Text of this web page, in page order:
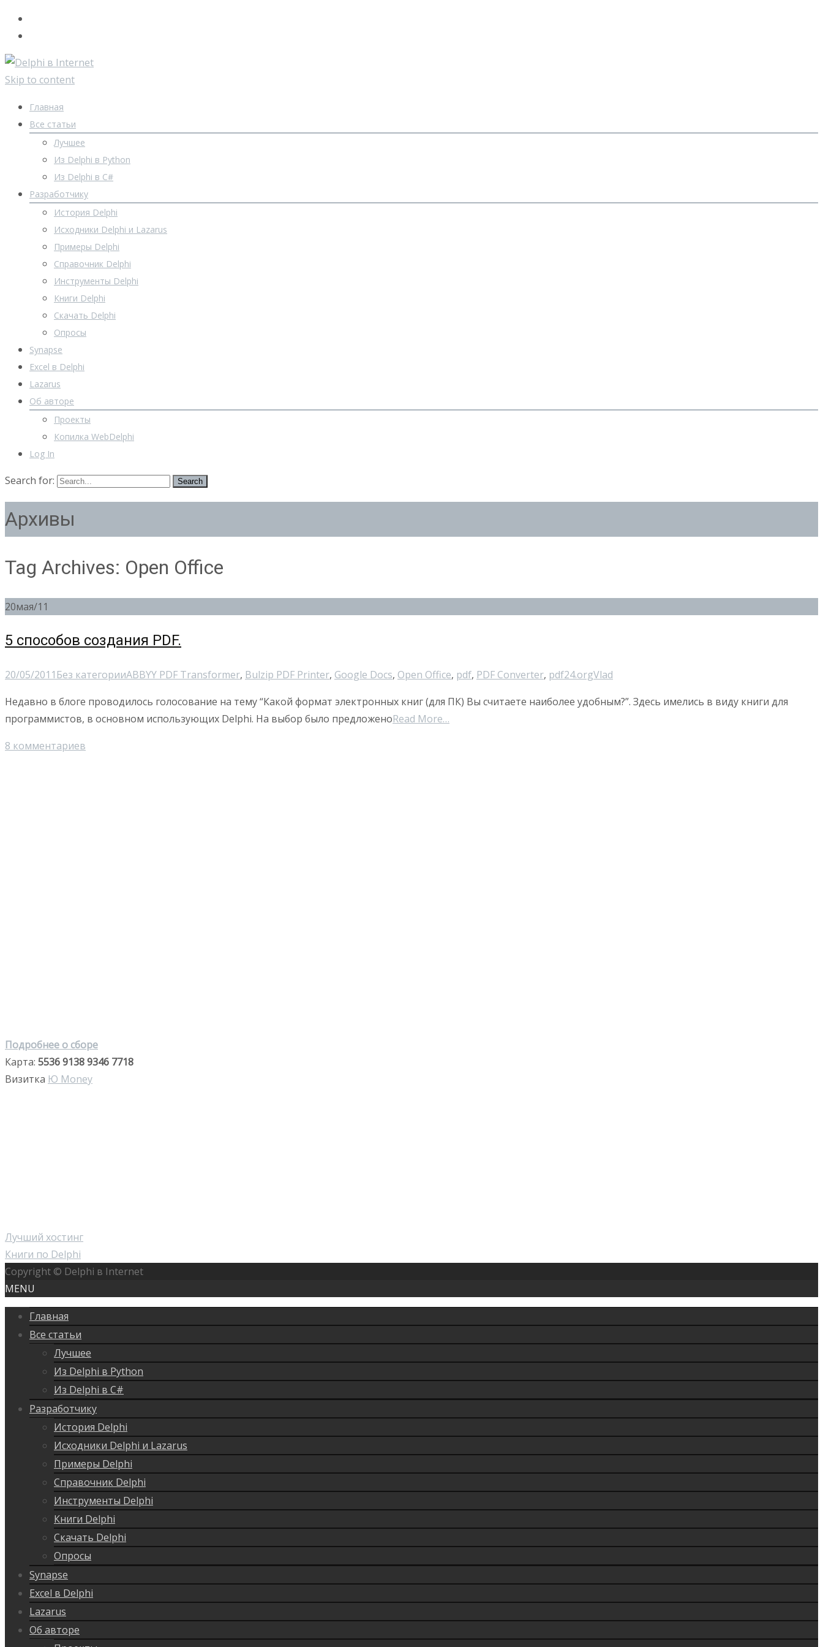
Skip to content
Главная
Все статьи
Лучшее
Из Delphi в Python
Из Delphi в C#
Разработчику
История Delphi
Исходники Delphi и Lazarus
Примеры Delphi
Справочник Delphi
Инструменты Delphi
Книги Delphi
Скачать Delphi
Опросы
Synapse
Excel в Delphi
Lazarus
Об авторе
Проекты
Копилка WebDelphi
Log In
Search for:
Архивы
Tag Archives: Open Office
20мая/11
5 способов создания PDF.
20/05/2011 Без категорииABBYY PDF Transformer, Bulzip PDF Printer, Google Docs, Open Office, pdf, PDF Converter, pdf24.orgVlad
Недавно в блоге проводилось голосование на тему “Какой формат электронных книг (для ПК) Вы считаете наиболее удобным?”. Здесь имелись в виду книги для
программистов, в основном использующих Delphi. На выбор было предложеноRead More…
8 комментариев
Подробнее о сборе
Карта: 5536 9138 9346 7718
Визитка Ю Money
Лучший хостинг
Книги по Delphi
Copyright © Delphi в Internet
MENU
Главная
Все статьи
Лучшее
Из Delphi в Python
Из Delphi в C#
Разработчику
История Delphi
Исходники Delphi и Lazarus
Примеры Delphi
Справочник Delphi
Инструменты Delphi
Книги Delphi
Скачать Delphi
Опросы
Synapse
Excel в Delphi
Lazarus
Об авторе